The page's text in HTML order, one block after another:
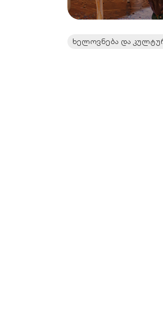
ხელოვნება და